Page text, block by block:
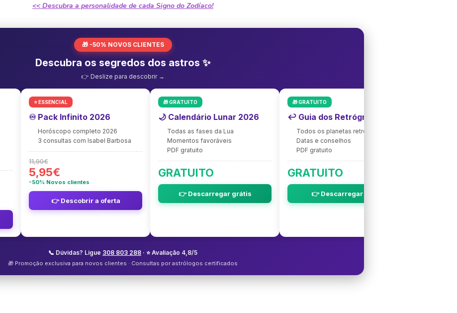
<< Descubra a personalidade de cada Signo do Zodíaco!
🎁 -50% NOVOS CLIENTES
Descubra os segredos dos astros ✨
👉 Deslize para descobrir →
⭐ ESSENCIAL
♾️ Pack Infinito 2026
Horóscopo completo 2026
3 consultas com Isabel Barbosa
11,90€
5,95€
-50% Novos clientes
👉 Descobrir a oferta
🎁 GRATUITO
🌙 Calendário Lunar 2026
Todas as fases da Lua
Momentos favoráveis
PDF gratuito
GRATUITO
👉 Descarregar grátis
🎁 GRATUITO
↩️ Guia dos Retrógrados 2026
Todos os planetas retrógrados
Datas e conselhos
PDF gratuito
GRATUITO
👉 Descarregar grátis
📞 Dúvidas? Ligue 308 803 288 · ⭐ Avaliação 4,8/5
🎁 Promoção exclusiva para novos clientes · Consultas por astrólogos certificados